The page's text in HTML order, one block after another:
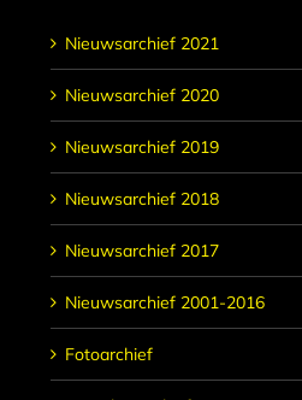
Nieuwsarchief 2021
Nieuwsarchief 2020
Nieuwsarchief 2019
Nieuwsarchief 2018
Nieuwsarchief 2017
Nieuwsarchief 2001-2016
Fotoarchief